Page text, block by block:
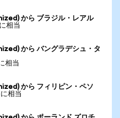
から ブラジル・レアル
相当
から バングラデシュ・タ
相当
から フィリピン・ペソ
相当